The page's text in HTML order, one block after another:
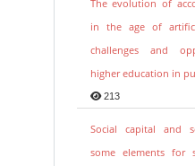
The evolution of
in the age of
challenges and
higher education in
213
Social capital and
some elements for